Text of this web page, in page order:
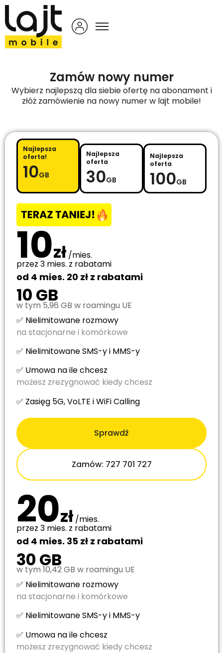
Zamów nowy numer
Wybierz najlepszą dla siebie ofertę na abonament i
złóż zamówienie na nowy numer w lajt mobile!
Najlepsza
oferta!
10GB
Najlepsza
oferta
30GB
Najlepsza
oferta
100GB
10zł /mies.
przez 3 mies. z rabatami
od 4 mies. 20 zł z rabatami
10 GB
w tym 5,96 GB w roamingu UE
✅ Nielimitowane rozmowy
na stacjonarne i komórkowe
✅ Nielimitowane SMS-y i MMS-y
✅ Umowa na ile chcesz
możesz zrezygnować kiedy chcesz
✅ Zasięg 5G, VoLTE i WiFi Calling
Sprawdź
Zamów: 727 701 727
20zł /mies.
przez 3 mies. z rabatami
od 4 mies. 35 zł z rabatami
30 GB
w tym 10,42 GB w roamingu UE
✅ Nielimitowane rozmowy
na stacjonarne i komórkowe
✅ Nielimitowane SMS-y i MMS-y
✅ Umowa na ile chcesz
możesz zrezygnować kiedy chcesz